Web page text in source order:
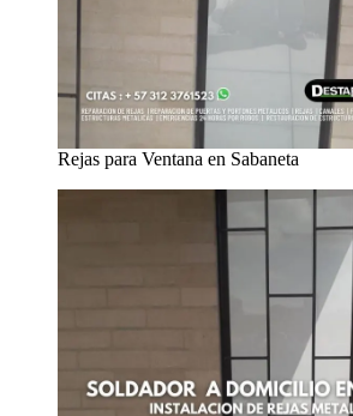
Rejas para Ventana en Sabaneta